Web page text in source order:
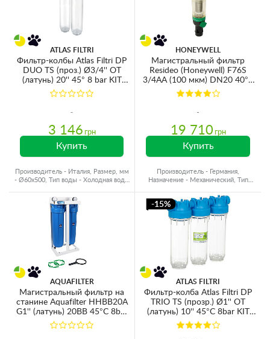
ATLAS FILTRI
Фильтр-колбы Atlas Filtri DP
DUO TS (проз.) Ø3/4'' OT
(латунь) 20'' 45° 8 bar KIT
ZA1391401
3 146 грн
Купить
Производитель - Италия, Размер, мм
- Ø60x500, Тип воды - Холодная вода,
HONEYWELL
Магистральный фильтр
Resideo (Honeywell) F76S
3/4AA (100 мкм) DN20 40°C
16bar
19 710 грн
Купить
Производитель - Германия,
Назначение - Механический, Тип
AQUAFILTER
Магистральный фильтр на
станине Aquafilter HHBB20A
G1'' (латунь) 20BB 45°C 8bar
с манометром (без
картриджа)
-15%
ATLAS FILTRI
Фильтр-колба Atlas Filtri DP
TRIO TS (прозр.) Ø1'' OT
(латунь) 10'' 45°C 8bar KIT
ZA3320680